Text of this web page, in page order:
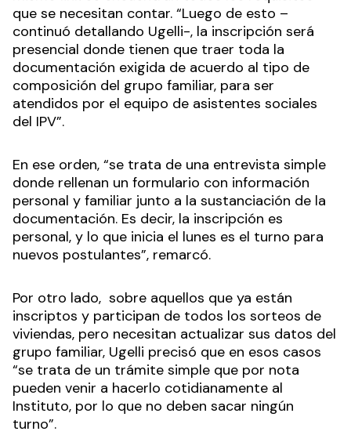
que se necesitan contar. “Luego de esto –
continuó detallando Ugelli-, la inscripción será
presencial donde tienen que traer toda la
documentación exigida de acuerdo al tipo de
composición del grupo familiar, para ser
atendidos por el equipo de asistentes sociales
del IPV”.
En ese orden, “se trata de una entrevista simple
donde rellenan un formulario con información
personal y familiar junto a la sustanciación de la
documentación. Es decir, la inscripción es
personal, y lo que inicia el lunes es el turno para
nuevos postulantes”, remarcó.
Por otro lado, sobre aquellos que ya están
inscriptos y participan de todos los sorteos de
viviendas, pero necesitan actualizar sus datos del
grupo familiar, Ugelli precisó que en esos casos
“se trata de un trámite simple que por nota
pueden venir a hacerlo cotidianamente al
Instituto, por lo que no deben sacar ningún
turno”.